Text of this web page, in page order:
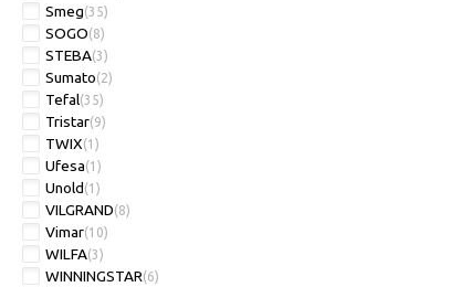
Smeg(35)
SOGO(8)
STEBA(3)
Sumato(2)
Tefal(35)
Tristar(9)
TWIX(1)
Ufesa(1)
Unold(1)
VILGRAND(8)
Vimar(10)
WILFA(3)
WINNINGSTAR(6)